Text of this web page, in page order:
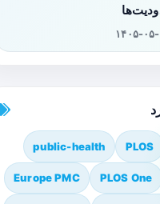
۰۵-۱۶
PLOS
public-health
PLOS One
Europe PMC